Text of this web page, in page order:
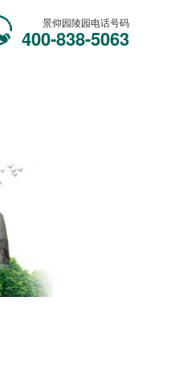
景仰园陵园电话号码
400-838-5063